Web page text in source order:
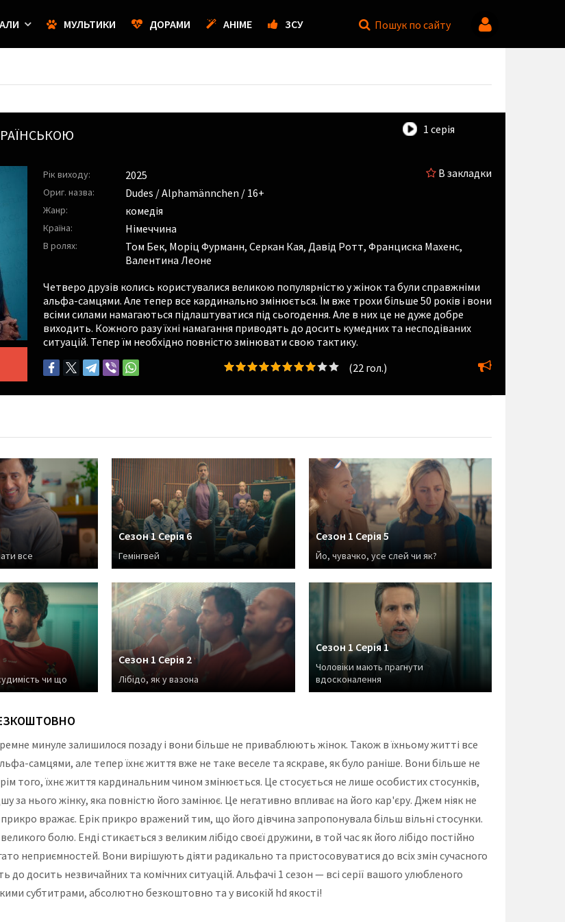
МУЛЬТИКИ ДОРАМИ АНІМЕ ЗСУ Пошук по сайту
1 серія
В закладки
Рік виходу: 2025
Ориг. назва: Dudes / Alphamännchen / 16+
Жанр: комедія
Країна: Німеччина
В ролях: Том Бек, Моріц Фурманн, Серкан Кая, Давід Ротт, Франциска Махенс,
Валентина Леоне
Четверо друзів колись користувалися великою популярністю у жінок та були справжніми
альфа-самцями. Але тепер все кардинально змінюється. Їм вже трохи більше 50 років і вони
всіми силами намагаються підлаштуватися під сьогодення. Але в них це не дуже добре
виходить. Кожного разу їхні намагання приводять до досить кумедних та несподіваних
ситуацій. Тепер їм необхідно повністю змінювати свою тактику.
(22гол.)
все
Сезон 1 Серія 6
Гемінгвей
Сезон 1 Серія 5
Йо, чувачко, усе слей чи як?
чи що
Сезон 1 Серія 2
Лібідо, як у вазона
Сезон 1 Серія 1
Чоловіки мають прагнути
вдосконалення
минуле залишилося позаду і вони більше не приваблюють жінок. Також в їхньому житті все
самцями, але тепер їхнє життя вже не таке веселе та яскраве, як було раніше. Вони більше не
того, їхнє життя кардинальним чином змінюється. Це стосується не лише особистих стосунків,
за нього жінку, яка повністю його замінює. Це негативно впливає на його кар'єру. Джем ніяк не
вражає. Ерік прикро вражений тим, що його дівчина запропонувала більш вільні стосунки.
болю. Енді стикається з великим лібідо своєї дружини, в той час як його лібідо постійно
неприємностей. Вони вирішують діяти радикально та пристосовуватися до всіх змін сучасного
до досить незвичайних та комічних ситуацій. Альфачі 1 сезон — всі серії вашого улюбленого
субтитрами, абсолютно безкоштовно та у високій hd якості!